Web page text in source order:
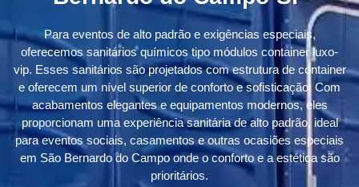
Para eventos de alto padrão e exigências especiais,
oferecemos sanitários químicos tipo módulos container luxo-
vip. Esses sanitários são projetados com estrutura de container
e oferecem um nível superior de conforto e sofisticação. Com
acabamentos elegantes e equipamentos modernos, eles
proporcionam uma experiência sanitária de alto padrão, ideal
para eventos sociais, casamentos e outras ocasiões especiais
em São Bernardo do Campo onde o conforto e a estética são
prioritários.